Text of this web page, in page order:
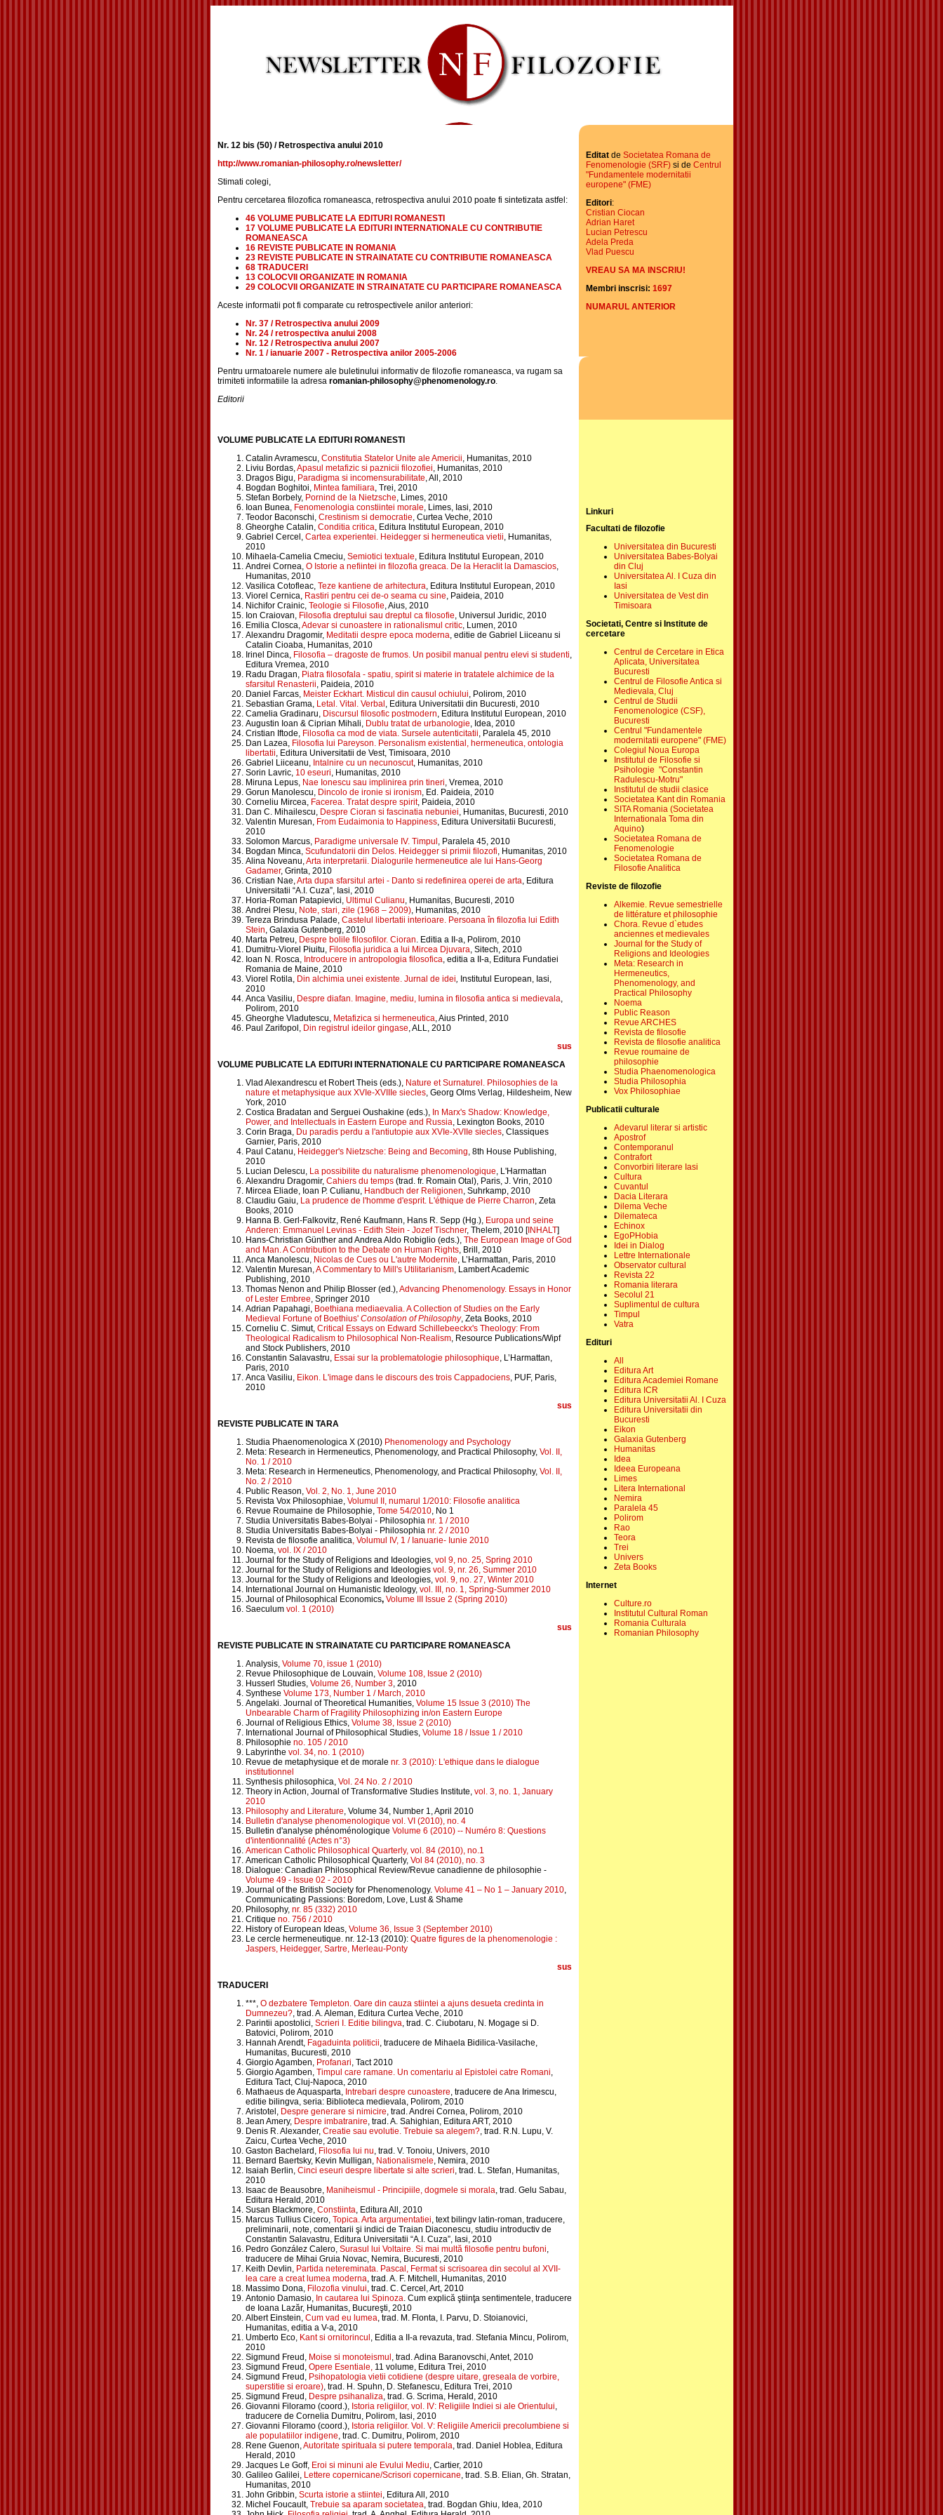
Nr. 12 bis (50) / Retrospectiva anului 2010
http://www.romanian-philosophy.ro/newsletter/
Stimati colegi,
Pentru cercetarea filozofica romaneasca, retrospectiva anului 2010 poate fi sintetizata astfel:
46 VOLUME PUBLICATE LA EDITURI ROMANESTI
17 VOLUME PUBLICATE LA EDITURI INTERNATIONALE CU CONTRIBUTIE
ROMANEASCA
16 REVISTE PUBLICATE IN ROMANIA
23 REVISTE PUBLICATE IN STRAINATATE CU CONTRIBUTIE ROMANEASCA
68 TRADUCERI
13 COLOCVII ORGANIZATE IN ROMANIA
29 COLOCVII ORGANIZATE IN STRAINATATE CU PARTICIPARE ROMANEASCA
Aceste informatii pot fi comparate cu retrospectivele anilor anteriori:
Nr. 37 / Retrospectiva anului 2009
Nr. 24 / retrospectiva anului 2008
Nr. 12 / Retrospectiva anului 2007
Nr. 1 / ianuarie 2007 - Retrospectiva anilor 2005-2006
Pentru urmatoarele numere ale buletinului informativ de filozofie romaneasca, va rugam sa
trimiteti informatiile la adresa romanian-philosophy@phenomenology.ro.
Editorii
Editatde Societatea Romana de
Fenomenologie (SRF) si de Centrul
"Fundamentele modernitatii
europene" (FME)
Editori:
Cristian Ciocan
Adrian Haret
Lucian Petrescu
Adela Preda
Vlad Puescu
VREAU SA MA INSCRIU!
Membri inscrisi: 1697
NUMARUL ANTERIOR
VOLUME PUBLICATE LA EDITURI ROMANESTI
Catalin Avramescu, Constitutia Statelor Unite ale Americii, Humanitas, 2010
Liviu Bordas,Apasul metafizic si paznicii filozofiei, Humanitas, 2010
Dragos Bigu, Paradigma si incomensurabilitate, All, 2010
Bogdan Boghitoi, Mintea familiara, Trei, 2010
Stefan Borbely, Pornind de la Nietzsche, Limes, 2010
Ioan Bunea, Fenomenologia constiintei morale, Limes, Iasi, 2010
Teodor Baconschi, Crestinism si democratie, Curtea Veche, 2010
Gheorghe Catalin, Conditia critica, Editura Institutul European, 2010
Gabriel Cercel, Cartea experientei. Heidegger si hermeneutica vietii, Humanitas,
2010
Mihaela-Camelia Cmeciu, Semiotici textuale, Editura Institutul European, 2010
Andrei Cornea, O Istorie a nefiintei in filozofia greaca. De la Heraclit la Damascios,
Humanitas, 2010
Vasilica Cotofleac, Teze kantiene de arhitectura, Editura Institutul European, 2010
Viorel Cernica, Rastiri pentru cei de-o seama cu sine, Paideia, 2010
Nichifor Crainic, Teologie si Filosofie, Aius, 2010
Ion Craiovan, Filosofia dreptului sau dreptul ca filosofie, Universul Juridic, 2010
Emilia Closca,Adevar si cunoastere in rationalismul critic, Lumen, 2010
Alexandru Dragomir, Meditatii despre epoca moderna, editie de Gabriel Liiceanu si
Catalin Cioaba, Humanitas, 2010
Irinel Dinca, Filosofia – dragoste de frumos. Un posibil manual pentru elevi si studenti,
Editura Vremea, 2010
Radu Dragan, Piatra filosofala - spatiu, spirit si materie in tratatele alchimice de la
sfarsitul Renasterii, Paideia, 2010
Daniel Farcas, Meister Eckhart. Misticul din causul ochiului, Polirom, 2010
Sebastian Grama, Letal. Vital. Verbal , Editura Universitatii din Bucuresti, 2010
Camelia Gradinaru, Discursul filosofic postmodern, Editura Institutul European, 2010
Augustin Ioan & Ciprian Mihali, Dublu tratat de urbanologie, Idea, 2010
Cristian Iftode, Filosofia ca mod de viata. Sursele autenticitatii, Paralela 45, 2010
Dan Lazea, Filosofia lui Pareyson. Personalism existential, hermeneutica, ontologia
libertatii, Editura Universitatii de Vest, Timisoara, 2010
Gabriel Liiceanu, Intalnire cu un necunoscut, Humanitas, 2010
Sorin Lavric, 10 eseuri, Humanitas, 2010
Miruna Lepus, Nae Ionescu sau implinirea prin tineri, Vremea, 2010
Gorun Manolescu,Dincolo de ironie si ironism, Ed. Paideia, 2010
Corneliu Mircea, Facerea. Tratat despre spirit, Paideia, 2010
Dan C. Mihailescu, Despre Cioran si fascinatia nebuniei, Humanitas, Bucuresti, 2010
Valentin Muresan, From Eudaimonia to Happiness, Editura Universitatii Bucuresti,
2010
Solomon Marcus, Paradigme universale IV. Timpul , Paralela 45, 2010
Bogdan Minca, Scufundatorii din Delos. Heidegger si primii filozofi, Humanitas, 2010
Alina Noveanu,Arta interpretarii. Dialogurile hermeneutice ale lui Hans-Georg
Gadamer, Grinta, 2010
Cristian Nae,Arta dupa sfarsitul artei - Danto si redefinirea operei de arta, Editura
Universitatii “A.I. Cuza”, Iasi, 2010
Horia-Roman Patapievici, Ultimul Culianu, Humanitas, Bucuresti, 2010
Andrei Plesu, Note, stari, zile (1968 – 2009), Humanitas, 2010
Tereza Brindusa Palade, Castelul libertatii interioare. Persoana în filozofia lui Edith
Stein, Galaxia Gutenberg, 2010
Marta Petreu, Despre bolile filosofilor. Cioran. Editia a II-a, Polirom, 2010
Dumitru-Viorel Piuitu, Filosofia juridica a lui Mircea Djuvara, Sitech, 2010
Ioan N. Rosca, Introducere in antropologia filosofica, editia a II-a, Editura Fundatiei
Romania de Maine, 2010
Viorel Rotila, Din alchimia unei existente. Jurnal de idei, Institutul European, Iasi,
2010
Anca Vasiliu, Despre diafan. Imagine, mediu, lumina in filosofia antica si medievala,
Polirom, 2010
Gheorghe Vladutescu, Metafizica si hermeneutica, Aius Printed, 2010
Paul Zarifopol, Din registrul ideilor gingase, ALL, 2010
sus
VOLUME PUBLICATE LA EDITURI INTERNATIONALE CU PARTICIPARE ROMANEASCA
Vlad Alexandrescu et Robert Theis (eds.), Nature et Surnaturel. Philosophies de la
nature et metaphysique aux XVIe-XVIIIe siecles, Georg Olms Verlag, Hildesheim, New
York, 2010
Costica Bradatan and Serguei Oushakine (eds.), In Marx's Shadow: Knowledge,
Power, and Intellectuals in Eastern Europe and Russia, Lexington Books, 2010
Corin Braga, Du paradis perdu a l'antiutopie aux XVIe-XVIIe siecles, Classiques
Garnier, Paris, 2010
Paul Catanu, Heidegger's Nietzsche: Being and Becoming, 8th House Publishing,
2010
Lucian Delescu, La possibilite du naturalisme phenomenologique, L'Harmattan
Alexandru Dragomir, Cahiers du temps(trad. fr. Romain Otal), Paris, J. Vrin, 2010
Mircea Eliade, Ioan P. Culianu, Handbuch der Religionen, Suhrkamp, 2010
Claudiu Gaiu, La prudence de l'homme d'esprit. L'éthique de Pierre Charron, Zeta
Books, 2010
Hanna B. Gerl-Falkovitz, René Kaufmann, Hans R. Sepp (Hg.), Europa und seine
Anderen: Emmanuel Levinas - Edith Stein - Jozef Tischner, Thelem, 2010 [INHALT]
Hans-Christian Günther and Andrea Aldo Robiglio (eds.), The European Image of God
and Man. A Contribution to the Debate on Human Rights, Brill, 2010
Anca Manolescu, Nicolas de Cues ou L'autre Modernite, L’Harmattan, Paris, 2010
Valentin Muresan,A Commentary to Mill's Utilitarianism, Lambert Academic
Publishing, 2010
Thomas Nenon and Philip Blosser (ed.),Advancing Phenomenology. Essays in Honor
of Lester Embree, Springer 2010
Adrian Papahagi, Boethiana mediaevalia. A Collection of Studies on the Early
Medieval Fortune of Boethius' Consolation of Philosophy, Zeta Books, 2010
Corneliu C. Simut, Critical Essays on Edward Schillebeeckx's Theology: From
Theological Radicalism to Philosophical Non-Realism, Resource Publications/Wipf
and Stock Publishers, 2010
Constantin Salavastru, Essai sur la problematologie philosophique, L’Harmattan,
Paris, 2010
Anca Vasiliu, Eikon. L'image dans le discours des trois Cappadociens, PUF, Paris,
2010
sus
REVISTE PUBLICATE IN TARA
Studia Phaenomenologica X (2010) Phenomenology and Psychology
Meta: Research in Hermeneutics, Phenomenology, and Practical Philosophy,Vol. II,
No. 1 / 2010
Meta: Research in Hermeneutics, Phenomenology, and Practical Philosophy,Vol. II,
No. 2 / 2010
Public Reason, Vol. 2, No. 1, June 2010
Revista Vox Philosophiae, Volumul II, numarul 1/2010: Filosofie analitica
Revue Roumaine de Philosophie, Tome 54/2010, No 1
Studia Universitatis Babes-Bolyai - Philosophianr. 1 / 2010
Studia Universitatis Babes-Bolyai - Philosophia nr. 2 / 2010
Revista de filosofie analitica, Volumul IV, 1 / Ianuarie- Iunie 2010
Noema,vol. IX / 2010
Journal for the Study of Religions and Ideologies, vol 9, no. 25, Spring 2010
Journal for the Study of Religions and Ideologiesvol. 9, nr. 26, Summer 2010
Journal for the Study of Religions and Ideologies, vol. 9, no. 27, Winter 2010
International Journal on Humanistic Ideology, vol. III, no. 1, Spring-Summer 2010
Journal of Philosophical Economics, Volume III Issue 2 (Spring 2010)
Saeculum vol. 1 (2010)
sus
REVISTE PUBLICATE IN STRAINATATE CU PARTICIPARE ROMANEASCA
Analysis, Volume 70, issue 1 (2010)
Revue Philosophique de Louvain, Volume 108, Issue 2 (2010)
Husserl Studies, Volume 26, Number 3, 2010
Synthese Volume 173, Number 1 / March, 2010
Angelaki. Journal of Theoretical Humanities, Volume 15 Issue 3 (2010) The
Unbearable Charm of Fragility Philosophizing in/on Eastern Europe
Journal of Religious Ethics, Volume 38, Issue 2 (2010)
International Journal of Philosophical Studies, Volume 18 / Issue 1 / 2010
Philosophie no. 105 / 2010
Labyrinthe vol. 34, no. 1 (2010)
Revue de metaphysique et de morale nr. 3 (2010): L'ethique dans le dialogue
institutionnel
Synthesis philosophica, Vol. 24 No. 2 / 2010
Theory in Action, Journal of Transformative Studies Institute, vol. 3, no. 1, January
2010
Philosophy and Literature, Volume 34, Number 1, April 2010
Bulletin d'analyse phenomenologique vol. VI (2010), no. 4
Bulletin d'analyse phénoménologique Volume 6 (2010) -- Numéro 8: Questions
d'intentionnalité (Actes n°3)
American Catholic Philosophical Quarterly, vol. 84 (2010), no.1
American Catholic Philosophical Quarterly, Vol 84 (2010), no. 3
Dialogue: Canadian Philosophical Review/Revue canadienne de philosophie -
Volume 49 - Issue 02 - 2010
Journal of the British Society for Phenomenology. Volume 41 – No 1 – January 2010,
Communicating Passions: Boredom, Love, Lust & Shame
Philosophy, nr. 85 (332) 2010
Critique no. 756 / 2010
History of European Ideas,Volume 36, Issue 3 (September 2010)
Le cercle hermeneutique. nr. 12-13 (2010): Quatre figures de la phenomenologie :
Jaspers, Heidegger, Sartre, Merleau-Ponty
sus
TRADUCERI
***, O dezbatere Templeton. Oare din cauza stiintei a ajuns desueta credinta in
Dumnezeu?, trad. A. Aleman, Editura Curtea Veche, 2010
Parintii apostolici, Scrieri I. Editie bilingva, trad. C. Ciubotaru, N. Mogage si D.
Batovici, Polirom, 2010
Hannah Arendt, Fagaduinta politicii, traducere de Mihaela Bidilica-Vasilache,
Humanitas, Bucuresti, 2010
Giorgio Agamben, Profanari, Tact 2010
Giorgio Agamben, Timpul care ramane. Un comentariu al Epistolei catre Romani,
Editura Tact, Cluj-Napoca, 2010
Mathaeus de Aquasparta, Intrebari despre cunoastere, traducere de Ana Irimescu,
editie bilingva, seria: Biblioteca medievala, Polirom, 2010
Aristotel, Despre generare si nimicire, trad. Andrei Cornea, Polirom, 2010
Jean Amery, Despre imbatranire, trad. A. Sahighian, Editura ART, 2010
Denis R. Alexander, Creatie sau evolutie. Trebuie sa alegem?, trad. R.N. Lupu, V.
Zaicu, Curtea Veche, 2010
Gaston Bachelard, Filosofia lui nu, trad. V. Tonoiu, Univers, 2010
Bernard Baertsky, Kevin Mulligan, Nationalismele, Nemira, 2010
Isaiah Berlin, Cinci eseuri despre libertate si alte scrieri, trad. L. Stefan, Humanitas,
2010
Isaac de Beausobre, Maniheismul - Principiile, dogmele si morala, trad. Gelu Sabau,
Editura Herald, 2010
Susan Blackmore, Constiinta, Editura All, 2010
Marcus Tullius Cicero, Topica. Arta argumentatiei, text bilingv latin-roman, traducere,
preliminarii, note, comentarii şi indici de Traian Diaconescu, studiu introductiv de
Constantin Salavastru, Editura Universitatii “A.I. Cuza”, Iasi, 2010
Pedro González Calero, Surasul lui Voltaire. Si mai multă filosofie pentru bufoni,
traducere de Mihai Gruia Novac, Nemira, Bucuresti, 2010
Keith Devlin, Partida netereminata. Pascal, Fermat si scrisoarea din secolul al XVII-
lea care a creat lumea moderna, trad. A. F. Mitchell, Humanitas, 2010
Massimo Dona, Filozofia vinului, trad. C. Cercel, Art, 2010
Antonio Damasio, In cautarea lui Spinoza. Cum explică ştiinţa sentimentele, traducere
de Ioana Lazăr, Humanitas, Bucureşti, 2010
Albert Einstein, Cum vad eu lumea, trad. M. Flonta, I. Parvu, D. Stoianovici,
Humanitas, editia a V-a, 2010
Umberto Eco, Kant si ornitorincul , Editia a II-a revazuta, trad. Stefania Mincu, Polirom,
2010
Sigmund Freud, Moise si monoteismul , trad. Adina Baranovschi, Antet, 2010
Sigmund Freud, Opere Esentiale, 11 volume, Editura Trei, 2010
Sigmund Freud, Psihopatologia vietii cotidiene (despre uitare, greseala de vorbire,
superstitie si eroare), trad. H. Spuhn, D. Stefanescu, Editura Trei, 2010
Sigmund Freud, Despre psihanaliza, trad. G. Scrima, Herald, 2010
Giovanni Filoramo (coord.), Istoria religiilor, vol. IV: Religiile Indiei si ale Orientului,
traducere de Cornelia Dumitru, Polirom, Iasi, 2010
Giovanni Filoramo (coord.), Istoria religiilor. Vol. V: Religiile Americii precolumbiene si
ale populatiilor indigene, trad. C. Dumitru, Polirom, 2010
Rene Guenon,Autoritate spirituala si putere temporala, trad. Daniel Hoblea, Editura
Herald, 2010
Jacques Le Goff, Eroi si minuni ale Evului Mediu, Cartier, 2010
Galileo Galilei, Lettere copernicane/Scrisori copernicane, trad. S.B. Elian, Gh. Stratan,
Humanitas, 2010
John Gribbin, Scurta istorie a stiintei, Editura All, 2010
Michel Foucault, Trebuie sa aparam societatea, trad. Bogdan Ghiu, Idea, 2010
Linkuri
Facultati de filozofie
Universitatea din Bucuresti
Universitatea Babes-Bolyai
din Cluj
Universitatea Al. I Cuza din
Iasi
Universitatea de Vest din
Timisoara
Societati, Centre si Institute de
cercetare
Centrul de Cercetare in Etica
Aplicata, Universitatea
Bucuresti
Centrul de Filosofie Antica si
Medievala, Cluj
Centrul de Studii
Fenomenologice (CSF),
Bucuresti
Centrul "Fundamentele
modernitatii europene" (FME)
Colegiul Noua Europa
Institutul de Filosofie si
Psihologie "Constantin
Radulescu-Motru"
Institutul de studii clasice
Societatea Kant din Romania
SITA Romania (Societatea
Internationala Toma din
Aquino)
Societatea Romana de
Fenomenologie
Societatea Romana de
Filosofie Analitica
Reviste de filozofie
Alkemie. Revue semestrielle
de littérature et philosophie
Chora. Revue d`etudes
anciennes et medievales
Journal for the Study of
Religions and Ideologies
Meta: Research in
Hermeneutics,
Phenomenology, and
Practical Philosophy
Noema
Public Reason
Revue ARCHES
Revista de filosofie
Revista de filosofie analitica
Revue roumaine de
philosophie
Studia Phaenomenologica
Studia Philosophia
Vox Philosophiae
Publicatii culturale
Adevarul literar si artistic
Apostrof
Contemporanul
Contrafort
Convorbiri literare Iasi
Cultura
Cuvantul
Dacia Literara
Dilema Veche
Dilemateca
Echinox
EgoPHobia
Idei in Dialog
Lettre Internationale
Observator cultural
Revista 22
Romania literara
Secolul 21
Suplimentul de cultura
Timpul
Vatra
Edituri
All
Editura Art
Editura Academiei Romane
Editura ICR
Editura Universitatii Al. I Cuza
Editura Universitatii din
Bucuresti
Eikon
Galaxia Gutenberg
Humanitas
Idea
Ideea Europeana
Limes
Litera International
Nemira
Paralela 45
Polirom
Rao
Teora
Trei
Univers
Zeta Books
Internet
Culture.ro
Institutul Cultural Roman
Romania Culturala
Romanian Philosophy